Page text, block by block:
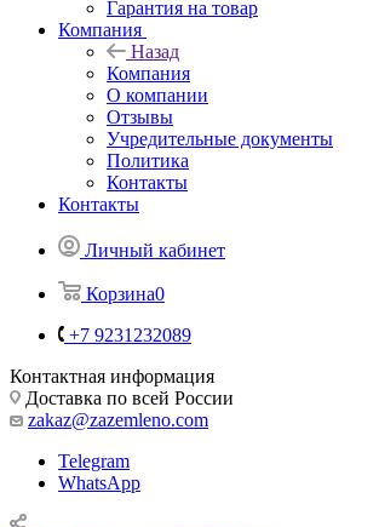
Гарантия на товар
Компания
Назад
Компания
О компании
Отзывы
Учредительные документы
Политика
Контакты
Контакты
Личный кабинет
Корзина0
+7 9231232089
Контактная информация
Доставка по всей России
zakaz@zazemleno.com
Telegram
WhatsApp